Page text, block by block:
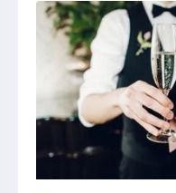
レストランバーテ